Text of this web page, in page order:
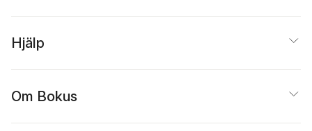
Hjälp
Om Bokus